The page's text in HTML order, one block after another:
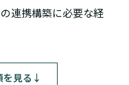
連携構築に必要な経
見る ↓